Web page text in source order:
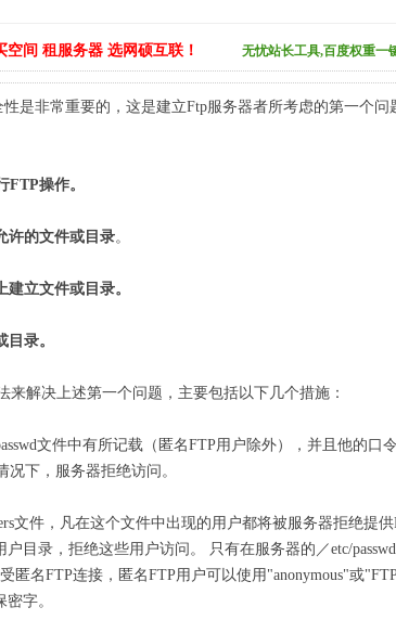
空间 租服务器 选网硕互联！ 无忧站长工具,百度权重一
是非常重要的，这是建立Ftp服务器者所考虑的第一个问
操作。
许的文件或目录。
立文件或目录。
录。
解决上述第一个问题，主要包括以下几个措施：
文件中有所记载（匿名FTP用户除外），并且他的口
下，服务器拒绝访问。
文件，凡在这个文件中出现的用户都将被服务器拒绝提供
目录，拒绝这些用户访问。 只有在服务器的／etc/
匿名FTP连接，匿名FTP用户可以使用"anonymous"或
字。